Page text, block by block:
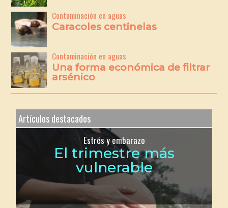
Contaminación en aguas
Caracoles centinelas
Contaminación en aguas
Una forma económica de filtrar
arsénico
Artículos destacados
Estrés y embarazo
El trimestre más
vulnerable